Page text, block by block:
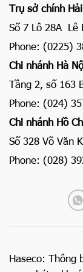
Trụ sở chính
Số 7 Lô 28A Lê
Phone: (0225)
Chi nhánh Hà
Tầng 2, số 163
Phone: (024)
Chi nhánh Hồ
Số 328 Võ Văn
Phone: (028)
Haseco: Thông